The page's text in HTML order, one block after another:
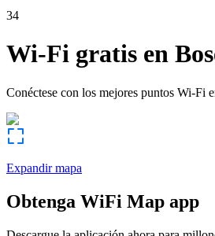
34
Wi-Fi gratis en
Conéctese con los mejores puntos Wi-Fi
Expandir mapa
Obtenga WiFi Map app